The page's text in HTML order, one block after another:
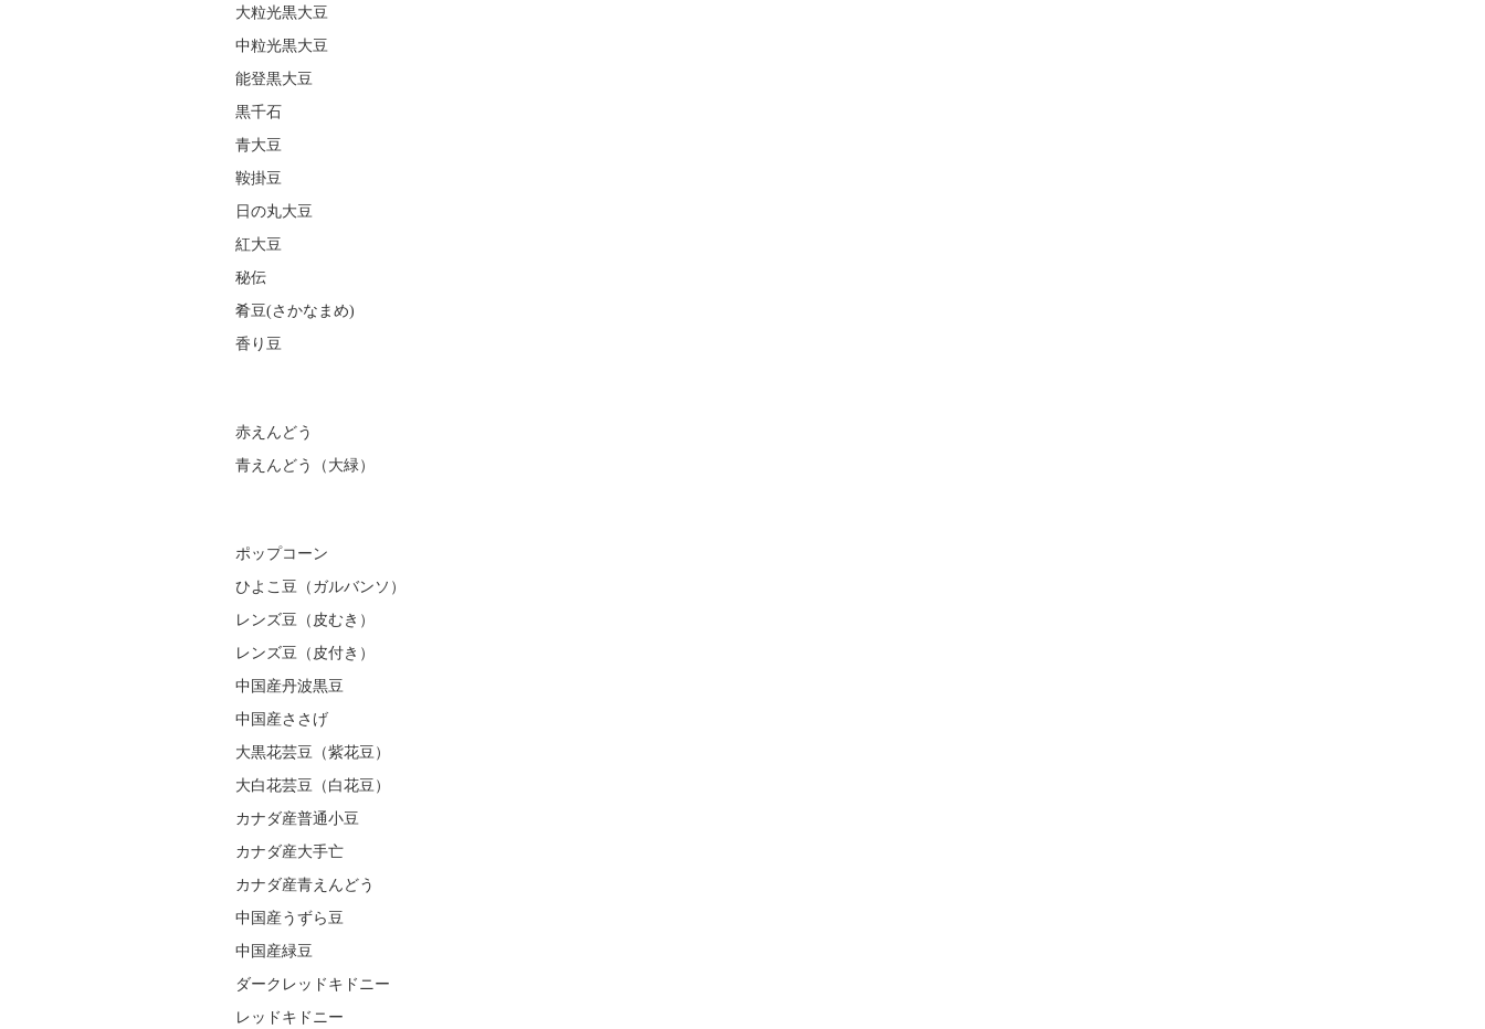
大粒光黒大豆
中粒光黒大豆
能登黒大豆
黒千石
青大豆
鞍掛豆
日の丸大豆
紅大豆
秘伝
肴豆(さかなまめ)
香り豆
赤えんどう
青えんどう（大緑）
ポップコーン
ひよこ豆（ガルバンソ）
レンズ豆（皮むき）
レンズ豆（皮付き）
中国産丹波黒豆
中国産ささげ
大黒花芸豆（紫花豆）
大白花芸豆（白花豆）
カナダ産普通小豆
カナダ産大手亡
カナダ産青えんどう
中国産うずら豆
中国産緑豆
ダークレッドキドニー
レッドキドニー